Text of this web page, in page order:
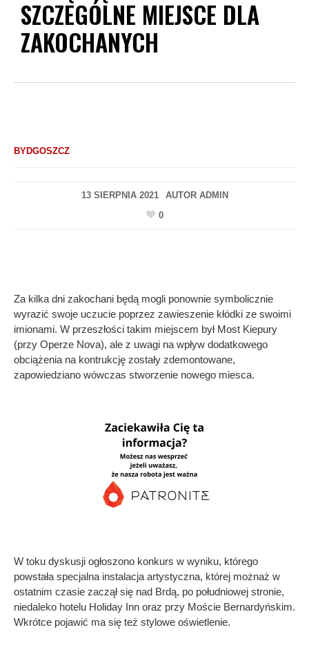
SZCZEGÓLNE MIEJSCE DLA
ZAKOCHANYCH
BYDGOSZCZ
13 SIERPNIA 2021 AUTOR ADMIN
0
Za kilka dni zakochani będą mogli ponownie symbolicznie
wyrazić swoje uczucie poprzez zawieszenie kłódki ze swoimi
imionami. W przeszłości takim miejscem był Most Kiepury
(przy Operze Nova), ale z uwagi na wpływ dodatkowego
obciążenia na kontrukcję zostały zdemontowane,
zapowiedziano wówczas stworzenie nowego miesca.
W toku dyskusji ogłoszono konkurs w wyniku, którego
powstała specjalna instalacja artystyczna, której możnaż w
ostatnim czasie zaczął się nad Brdą, po południowej stronie,
niedaleko hotelu Holiday Inn oraz przy Moście Bernardyńskim.
Wkrótce pojawić ma się też stylowe oświetlenie.